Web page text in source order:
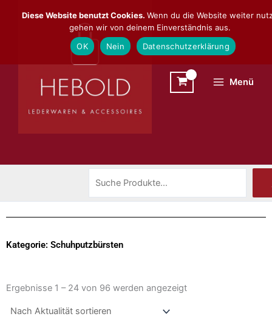
Inhalt
Menü
Kategorie: Schuhputzbürsten
Ergebnisse 1 – 24 von 96 werden angezeigtAktualität
Diese Website benutzt Cookies. Wenn du die Website weiter
gehen wir von deinem Einverständnis aus.
OK
Nein Datenschutzerklärung